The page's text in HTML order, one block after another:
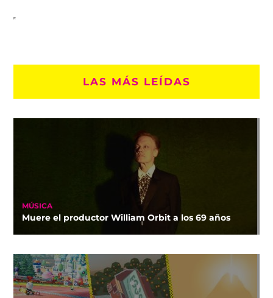
LAS MÁS LEÍDAS
MÚSICA
Muere el productor William Orbit a los 69 años